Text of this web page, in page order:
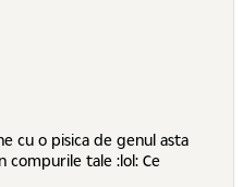
cu o pisica de genul asta
compurile tale :lol: Ce